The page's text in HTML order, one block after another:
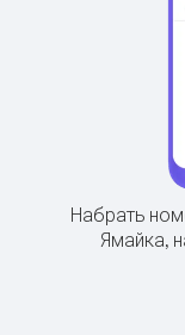
Набрать
Ямайка,